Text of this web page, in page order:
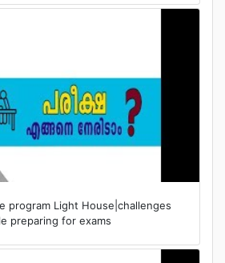
program Light House|challenges
preparing for exams